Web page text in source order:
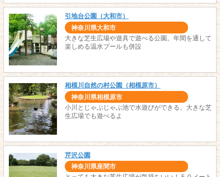
引地台公園（大和市）
神奈川県大和市
大きな芝生広場や遊具で遊べる公園。年間を通して
楽しめる温水プールも併設
相模川自然の村公園（相模原市）
神奈川県相模原市
小川とじゃぶじゃぶ池で水遊びができる。大きな芝
生広場でも遊べるよ
芹沢公園
神奈川県座間市